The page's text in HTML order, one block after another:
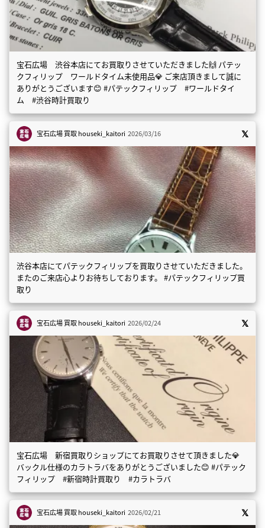
宝石広場 渋谷本店にてお買取りさせていただきました🙌 パテッ
クフィリップ ワールドタイム未使用品💎 ご来店頂きまして誠に
ありがとうございます😊 #パテックフィリップ #ワールドタイ
ム #渋谷時計買取り
宝石広場 買取houseki_kaitori 2026/03/16
渋谷本店にてパテックフィリップを買取りさせていただきました。
またのご来店心よりお待ちしております。 #パテックフィリップ買
取り
宝石広場 買取houseki_kaitori 2026/02/24
宝石広場 新宿買取りショップにてお買取りさせて頂きました💎
バックル仕様のカラトラバをありがとうございました😊 #パテック
フィリップ #新宿時計買取り #カラトラバ
宝石広場 買取houseki_kaitori 2026/02/21